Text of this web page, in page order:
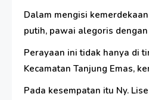
Dalam mengisi
putih, pawai alegoris
Perayaan ini tidak hanya di
Kecamatan Tanjung Emas,
Pada kesempatan itu Ny.